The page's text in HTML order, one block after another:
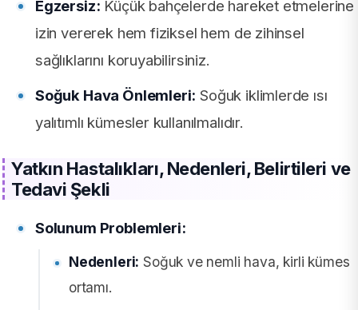
Egzersiz: Küçük bahçelerde hareket etmelerine
izin vererek hem fiziksel hem de zihinsel
sağlıklarını koruyabilirsiniz.
Soğuk Hava Önlemleri: Soğuk iklimlerde ısı
yalıtımlı kümesler kullanılmalıdır.
Yatkın Hastalıkları, Nedenleri, Belirtileri ve
Tedavi Şekli
Solunum Problemleri:
Nedenleri: Soğuk ve nemli hava, kirli kümes
ortamı.